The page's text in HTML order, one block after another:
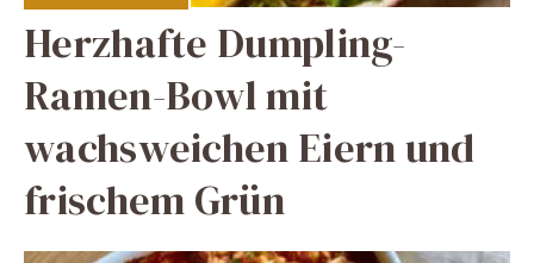
Herzhafte Dumpling-
Ramen-Bowl mit
wachsweichen Eiern und
frischem Grün